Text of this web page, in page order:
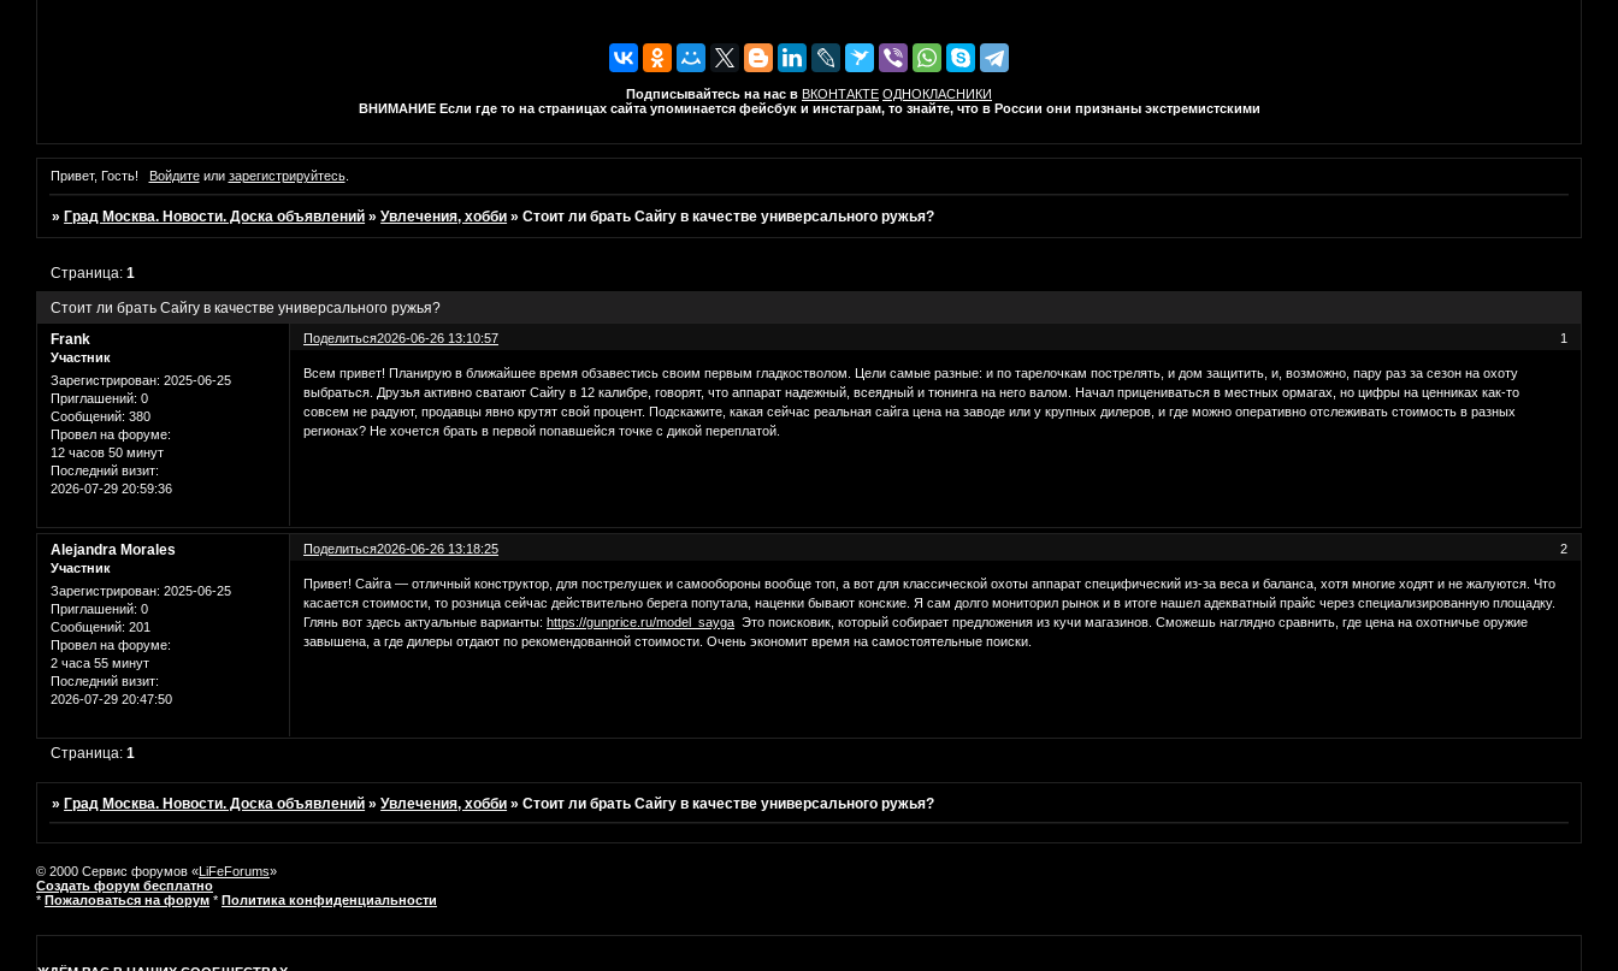
Подписывайтесь на нас в ВКОНТАКТЕ ОДНОКЛАСНИКИ
ВНИМАНИЕ Если где то на страницах сайта упоминается фейсбук и инстаграм, то знайте, что в России они признаны экстремистскими
Привет, Гость! Войдитеили зарегистрируйтесь.
» Град Москва. Новости. Доска объявлений »Увлечения, хобби »Стоит ли брать Сайгу в качестве универсального ружья?
Стоит ли брать Сайгу в качестве универсального ружья?
Страница:1
Поделиться 1
2026-06-26 13:10:57
Frank
Участник
Зарегистрирован: 2025-06-25
Приглашений: 0
Сообщений: 380
Провел на форуме:
12 часов 50 минут
Последний визит:
2026-07-29 20:59:36
Всем привет! Планирую в ближайшее время обзавестись своим первым гладкостволом. Цели самые разные: и по тарелочкам пострелять, и дом защитить, и, возможно, пару раз за сезон на охоту
выбраться. Друзья активно сватают Сайгу в 12 калибре, говорят, что аппарат надежный, всеядный и тюнинга на него валом. Начал прицениваться в местных ормагах, но цифры на ценниках как-то
совсем не радуют, продавцы явно крутят свой процент. Подскажите, какая сейчас реальная сайга цена на заводе или у крупных дилеров, и где можно оперативно отслеживать стоимость в разных
регионах? Не хочется брать в первой попавшейся точке с дикой переплатой.
Поделиться 2
2026-06-26 13:18:25
Alejandra Morales
Участник
Зарегистрирован: 2025-06-25
Приглашений: 0
Сообщений: 201
Провел на форуме:
2 часа 55 минут
Последний визит:
2026-07-29 20:47:50
Привет! Сайга — отличный конструктор, для пострелушек и самообороны вообще топ, а вот для классической охоты аппарат специфический из-за веса и баланса, хотя многие ходят и не жалуются. Что
касается стоимости, то розница сейчас действительно берега попутала, наценки бывают конские. Я сам долго мониторил рынок и в итоге нашел адекватный прайс через специализированную площадку.
Глянь вот здесь актуальные варианты: https://gunprice.ru/model_sayga Это поисковик, который собирает предложения из кучи магазинов. Сможешь наглядно сравнить, где цена на охотничье оружие
завышена, а где дилеры отдают по рекомендованной стоимости. Очень экономит время на самостоятельные поиски.
Страница:1
»Град Москва. Новости. Доска объявлений »Увлечения, хобби »Стоит ли брать Сайгу в качестве универсального ружья?
© 2000 Сервис форумов «LiFeForums»
Создать форум бесплатно
* Пожаловаться на форум * Политика конфиденциальности